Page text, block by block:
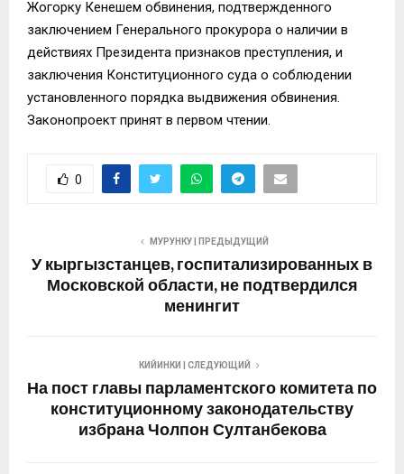
Жогорку Кенешем обвинения, подтвержденного
заключением Генерального прокурора о наличии в
действиях Президента признаков преступления, и
заключения Конституционного суда о соблюдении
установленного порядка выдвижения обвинения.
Законопроект принят в первом чтении.
0
МУРУНКУ | ПРЕДЫДУЩИЙ
У кыргызстанцев, госпитализированных в
Московской области, не подтвердился
менингит
КИЙИНКИ | СЛЕДУЮЩИЙ
На пост главы парламентского комитета по
конституционному законодательству
избрана Чолпон Султанбекова